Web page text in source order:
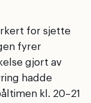
for sjette
fyrer
gjort av
hadde
kl. 20–21